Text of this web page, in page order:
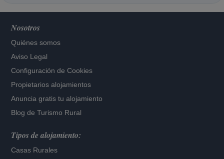
Nosotros
Quiénes somos
Aviso Legal
Configuración de Cookies
Propietarios alojamientos
Anuncia gratis tu alojamiento
Blog de Turismo Rural
Tipos de alojamiento:
Casas Rurales